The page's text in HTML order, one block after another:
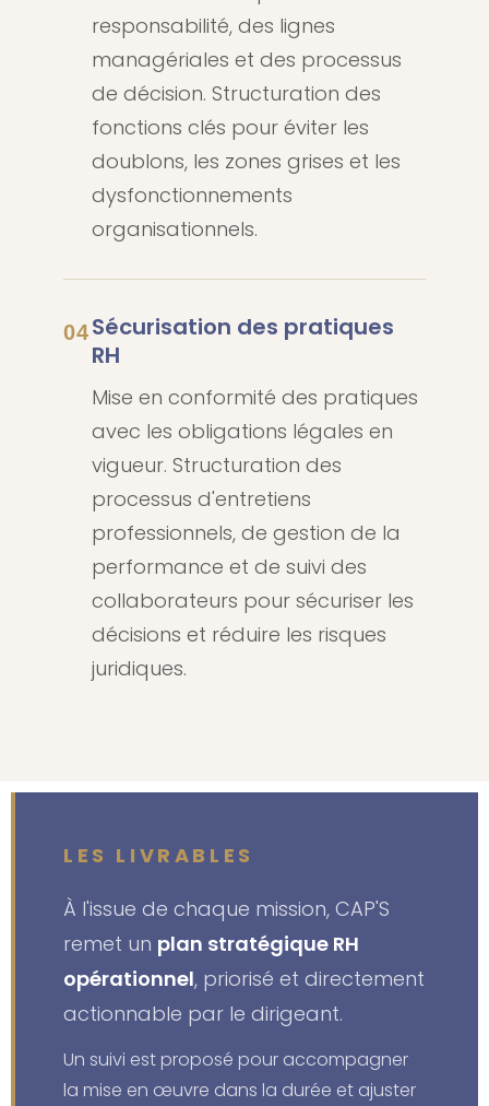
responsabilité, des lignes
managériales et des processus
de décision. Structuration des
fonctions clés pour éviter les
doublons, les zones grises et les
dysfonctionnements
organisationnels.
04Sécurisation des pratiques
RH
Mise en conformité des pratiques
avec les obligations légales en
vigueur. Structuration des
processus d'entretiens
professionnels, de gestion de la
performance et de suivi des
collaborateurs pour sécuriser les
décisions et réduire les risques
juridiques.
LES LIVRABLES
À l'issue de chaque mission, CAP'S
remet un plan stratégique RH
opérationnel, priorisé et directement
actionnable par le dirigeant.
Un suivi est proposé pour accompagner
la mise en œuvre dans la durée et ajuster